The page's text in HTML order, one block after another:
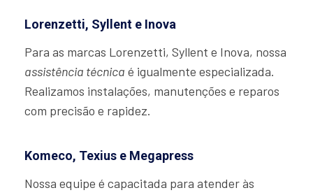
Lorenzetti, Syllent e Inova
Para as marcas Lorenzetti, Syllent e Inova, nossa
assistência técnica é igualmente especializada.
Realizamos instalações, manutenções e reparos
com precisão e rapidez.
Komeco, Texius e Megapress
Nossa equipe é capacitada para atender às